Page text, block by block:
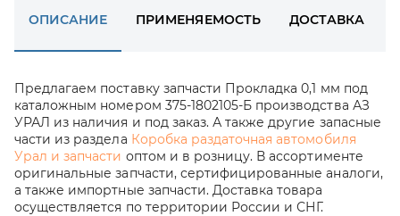
ОПИСАНИЕ ПРИМЕНЯЕМОСТЬ ДОСТАВКА
Предлагаем поставку запчасти Прокладка 0,1 мм под
каталожным номером 375-1802105-Б производства АЗ
УРАЛ из наличия и под заказ. А также другие запасные
части из раздела Коробка раздаточная автомобиля
Урал и запчасти оптом и в розницу. В ассортименте
оригинальные запчасти, сертифицированные аналоги,
а также импортные запчасти. Доставка товара
осуществляется по территории России и СНГ.